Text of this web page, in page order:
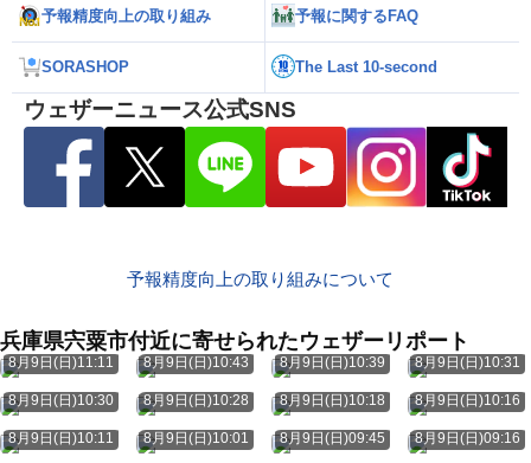
予報精度向上の取り組み 予報に関するFAQ
SORASHOP The Last 10-second
ウェザーニュース公式SNS
予報精度向上の取り組みについて
兵庫県宍粟市付近に寄せられたウェザーリポート
8月9日(日)11:11 8月9日(日)10:43 8月9日(日)10:39 8月9日(日)10:31
8月9日(日)10:30 8月9日(日)10:28 8月9日(日)10:18 8月9日(日)10:16
8月9日(日)10:11 8月9日(日)10:01 8月9日(日)09:45 8月9日(日)09:16